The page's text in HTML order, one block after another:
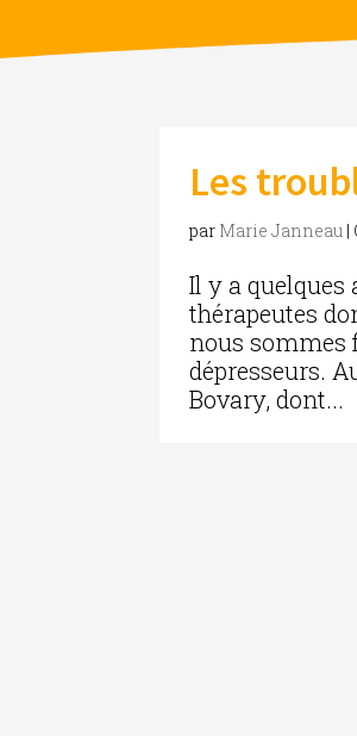
Les
par Marie Janneau |
Il y a quelques
thérapeutes
nous sommes
dépresseurs.
Bovary, dont...